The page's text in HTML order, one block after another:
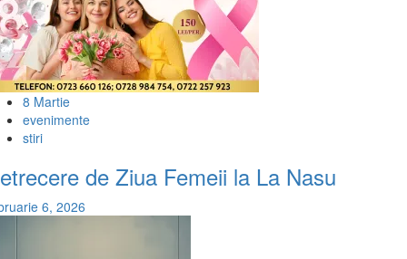
8 Martie
evenimente
stiri
de Ziua Femeii la La Nasu
6, 2026